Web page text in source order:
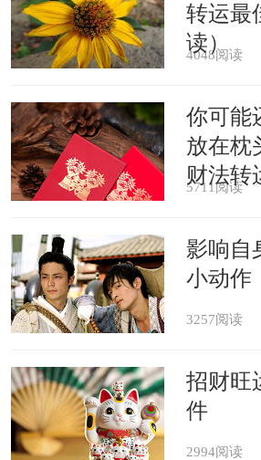
者，主愠怒忧闷。《梦林
转运最
读）
4048阅读
你可能
放在枕
财法转
5711阅读
影响自
小动作
3257阅读
招财旺
件
2994阅读